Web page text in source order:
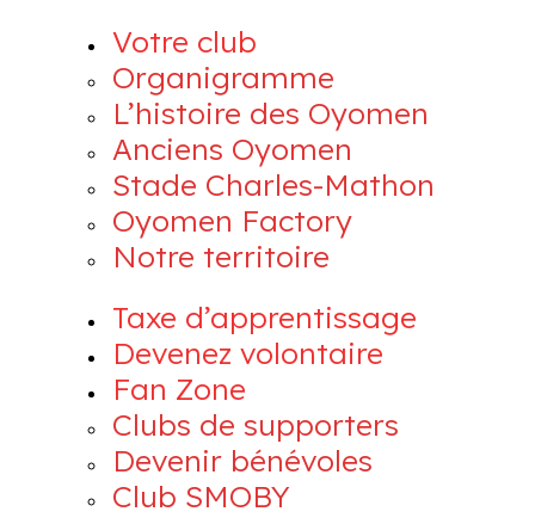
Votre club
Organigramme
L’histoire des Oyomen
Anciens Oyomen
Stade Charles-Mathon
Oyomen Factory
Notre territoire
Taxe d’apprentissage
Devenez volontaire
Fan Zone
Clubs de supporters
Devenir bénévoles
Club SMOBY